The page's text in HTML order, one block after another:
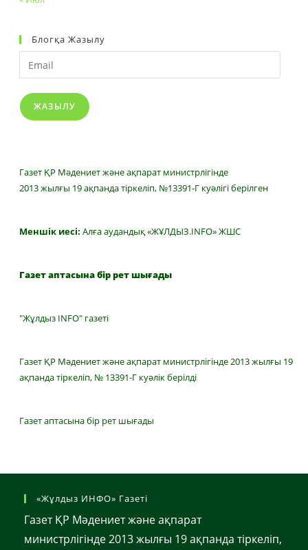
Блогқа Жазылу
Email
ЖАЗЫЛУ
Газет ҚР Мәдениет және ақпарат министрлігінде
2013 жылғы 19 ақпанда тіркеліп, №13391-Г куәлігі берілген
Меншік иесі: Алға аудандық «ЖҰЛДЫЗ.INFO» ЖШС
Газет аптасына бір рет шығады
"Жұлдыз INFO" газеті
Газет ҚР Мәдениет және ақпарат министрлігінде 2013 жылғы 19
ақпанда тіркеліп, № 13391-Г куәлік берілді
Газет аптасына бір рет шығады
«Жұлдыз ИНФО» Газеті
Газет ҚР Мәдениет және ақпарат
министрлігінде 2013 жылғы 19 ақпанда тіркеліп,